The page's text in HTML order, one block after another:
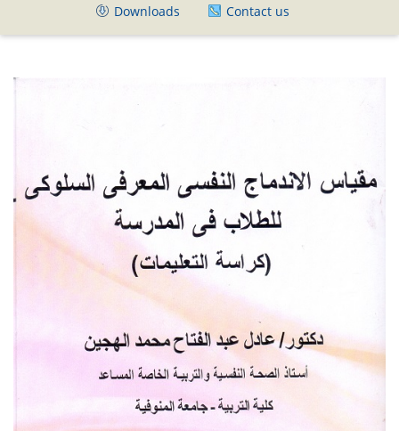
Downloads
Contact us